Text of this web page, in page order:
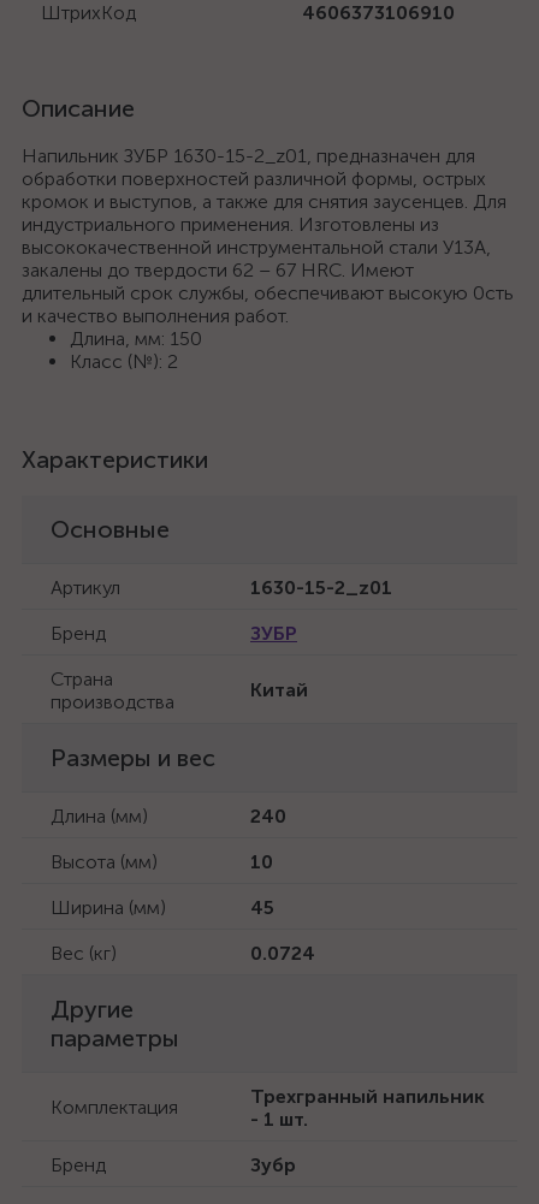
ШтрихКод
4606373106910
Описание
Напильник ЗУБР 1630-15-2_z01, предназначен для
обработки поверхностей различной формы, острых
кромок и выступов, а также для снятия заусенцев. Для
индустриального применения. Изготовлены из
высококачественной инструментальной стали У13А,
закалены до твердости 62 – 67 HRC. Имеют
длительный срок службы, обеспечивают высокую 0сть
и качество выполнения работ.
Длина, мм: 150
Класс (№): 2
Характеристики
Основные
Артикул
1630-15-2_z01
Бренд
ЗУБР
Страна
производства
Китай
Размеры и вес
Длина (мм)
240
Высота (мм)
10
Ширина (мм)
45
Вес (кг)
0.0724
Другие
параметры
Комплектация
Трехгранный напильник
- 1 шт.
Бренд
Зубр